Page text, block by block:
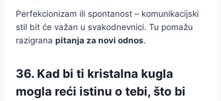
Perfekcionizam ili spontanost – komunikacijski
stil bit će važan u svakodnevnici. Tu pomažu
razigrana pitanja za novi odnos.
36. Kad bi ti kristalna kugla
mogla reći istinu o tebi, što bi